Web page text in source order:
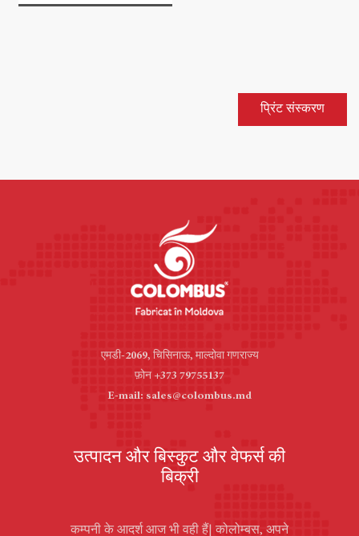
प्रिंट संस्करण
एमडी-2069, चिसिनाऊ, माल्दोवा गणराज्य
फ़ोन +373 79755137
E-mail: sales@colombus.md
उत्पादन और बिस्कुट और वेफर्स की
बिक्री
कम्पनी के आदर्श आज भी वही हैं| कोलोम्बस, अपने